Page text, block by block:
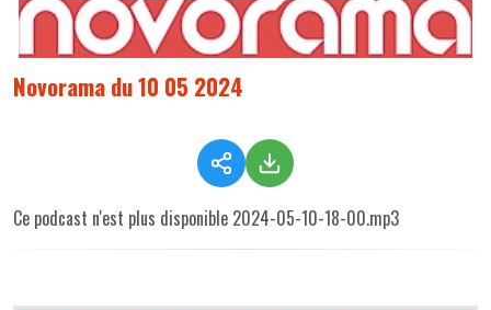
Novorama du 10 05 2024
Ce podcast n'est plus disponible 2024-05-10-18-00.mp3